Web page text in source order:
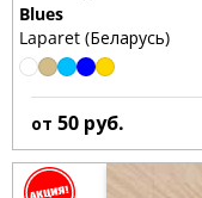
Blues
Laparet (Беларусь)
от 50 руб.